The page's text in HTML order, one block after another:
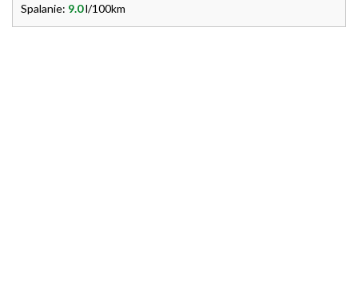
Spalanie: 9.0l/100km